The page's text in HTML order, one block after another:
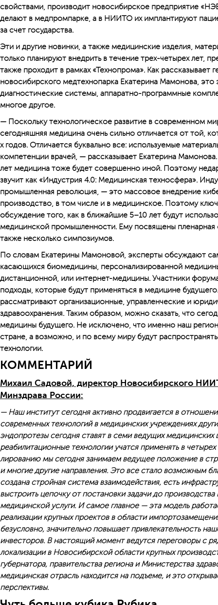
свойствами, производит новосибирское предприятие
делают в медпромпарке, а в НИИТО их имплантируют
за счет государства.
Эти и другие новинки, а также медицинские изделия,
только планируют внедрить в течение трех-четырех лет,
также проходит в рамках «Технопрома». Как рассказывает
новосибирского медтехнопарка Екатерина Мамонова,
диагностические системы, аппаратно-программные
многое другое.
— Поскольку технологическое развитие в современном
сегодняшняя медицина очень сильно отличается от той,
х годов. Отличается буквально все: используемые
компетенции врачей, — рассказывает Екатерина
лет медицина тоже будет совершенно иной. Поэтому
звучит как «Индустрия 4.0: Медицинская техносфера».
промышленная революция, — это массовое внедрение
производство, в том числе и в медицинское. Поэтому
обсуждение того, как в ближайшие 5–10 лет будут
медицинской промышленности. Ему посвящены пленарная
также несколько симпозиумов.
По словам Екатерины Мамоновой, эксперты обсуждают
касающихся биомедицины, персонализированной
дистанционной, или интернет-медицины. Участники
подходы, которые будут применяться в медицине
рассматривают организационные, управленческие и
здравоохранения. Таким образом, можно сказать, что
медицины будущего. Не исключено, что именно наш
стране, а возможно, и по всему миру будут
технологии.
КОММЕНТАРИЙ
Михаил Садовой, директор Новосибирского
Минздрава России:
— Наш институт сегодня активно продвигается в
современных технологий в медицинских учреждениях
эндопротезы сегодня ставят в семи ведущих медицинских
реабилитационные технологии учатся применять в
лированию мы сегодня занимаем ведущее положение в
и многие другие на­правления. Это все стало возможным
создана стройная система взаимодействия, есть
выстроить цепочку от постановки задачи до
медицинской услуги. И самое главное — эта модель
реализации крупных проектов в области
безусловно, значительно повышает привлекательность
инвесторов. В настоящий момент ведутся переговоры с
локализации в Новосибирской области крупных
губернатора, правительства региона и Министерства
медицинская отрасль находится на подъеме, и это
перспективы.